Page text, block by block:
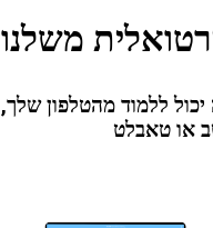
משלנו
ללמוד מהטלפון שלך,
או טאבלט